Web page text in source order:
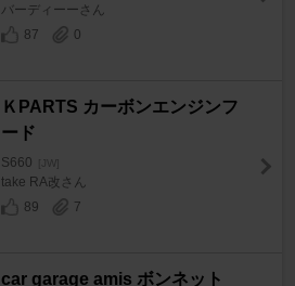
バーディーーさん
87
0
ＫPARTS カーボンエンジンフ
ード
S660 [JW]
take RA改さん
89
7
car garage amis ボンネット